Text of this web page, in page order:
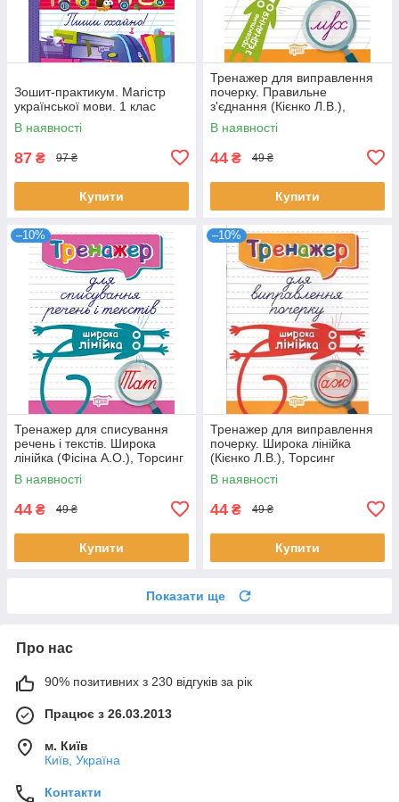
Зошит-практикум. Магістр
української мови. 1 клас
В наявності
87 ₴ 97 ₴
Купити
Тренажер для виправлення
почерку. Правильне
з'єднання (Кієнко Л.В.),
Торсинг
В наявності
44 ₴ 49 ₴
Купити
–10%
Тренажер для списування
речень і текстів. Широка
лінійка (Фісіна А.О.), Торсинг
В наявності
44 ₴ 49 ₴
Купити
–10%
Тренажер для виправлення
почерку. Широка лінійка
(Кієнко Л.В.), Торсинг
В наявності
44 ₴ 49 ₴
Купити
Показати ще
Про нас
90% позитивних з 230 відгуків за рік
Працює з 26.03.2013
м. Київ
Київ, Україна
Контакти